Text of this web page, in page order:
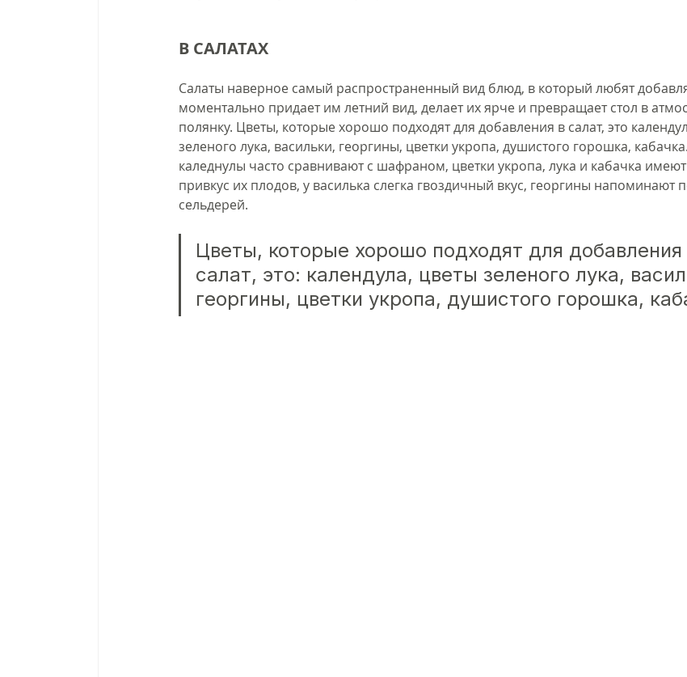
В САЛАТАХ
Салаты наверное самый распространенный вид блюд, в который любят
моментально придает им летний вид, делает их ярче и превращает стол в
полянку. Цветы, которые хорошо подходят для добавления в салат, это
зеленого лука, васильки, георгины, цветки укропа, душистого горошка,
каледнулы часто сравнивают с шафраном, цветки укропа, лука и кабачка
привкус их плодов, у василька слегка гвоздичный вкус, георгины напоминают
сельдерей.
Цветы, которые хорошо подходят для добавления
салат, это: календула, цветы зеленого лука,
георгины, цветки укропа, душистого горошка,